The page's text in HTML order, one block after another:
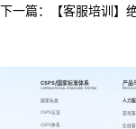
下一篇： 【客服培训】
CSPS/国家标准体系
CSPS/NATIONAL STANDARD SYSTEM
国家标准
CSPS认证
CSPS体系
产品
人力
游戏
在线